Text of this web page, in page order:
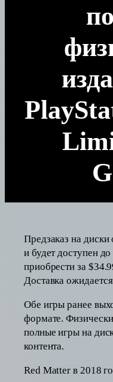
Предзаказ на
и будет доступен
приобрести за
Доставка
Обе игры ранее
формате.
полные игры на
контента.
Red Matter в 2018